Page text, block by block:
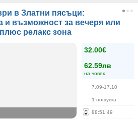
в Златни пясъци:
и възможност за вечеря или
релакс зона
32.00€
62.59лв
на човек
7.09-17.10
1 нощувка
88:51 :49